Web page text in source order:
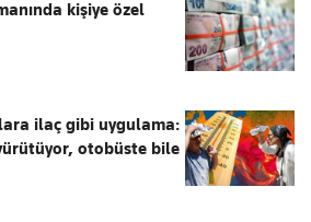
kişiye özel
ilaç gibi uygulama:
otobüste bile